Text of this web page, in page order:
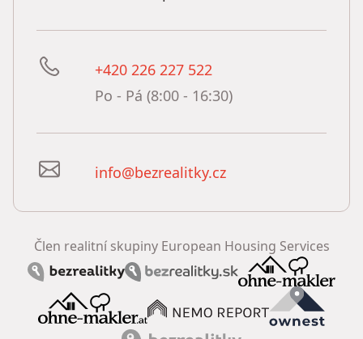
+420 226 227 522
Po - Pá (8:00 - 16:30)
info@bezrealitky.cz
Člen realitní skupiny European Housing Services